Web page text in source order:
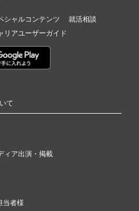
シャルコンテンツ
就活相談
リアユーザーガイド
て
ィア出演・掲載
当者様